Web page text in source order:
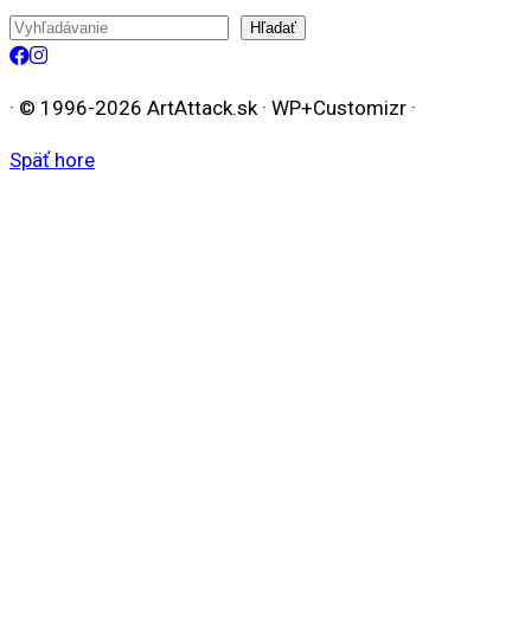
Hľadať Hľadať
· © 1996-2026 ArtAttack.sk · WP+Customizr ·
Späť hore